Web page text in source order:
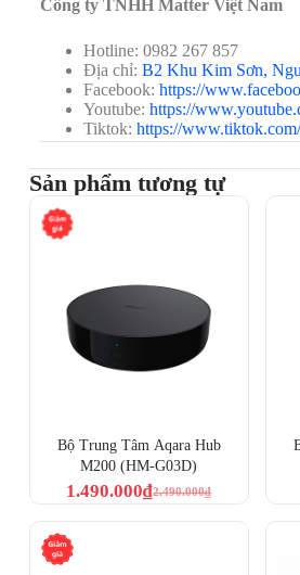
Thông minh AI và Tự động
Trải nghiệm tương tác
biến nhiệt độ, độ ẩmvà
Kết nối ổn định và linh
Thiết kế tiêu chuẩn, dễ tích
công tắc thông minh Aqara
Công ty TNHH Matter Việt Nam
Hotline: 0982 267 857
Địa chỉ: B2 Khu Kim Sơn,
Facebook: https://
Youtube: https://
Tiktok: https://
Sản phẩm tương tự
Bộ Trung Tâm Aqara Hub
M200 (HM-G03D)
2.490.000₫
1.490.000₫